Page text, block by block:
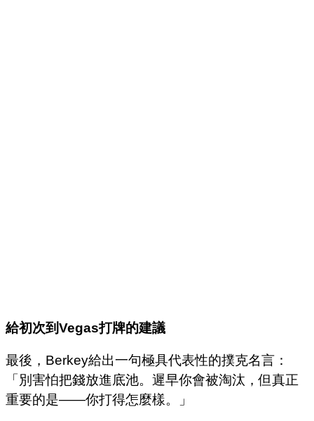
給初次到Vegas打牌的建議
最後，Berkey給出一句極具代表性的撲克名言：
「別害怕把錢放進底池。遲早你會被淘汰，但真正
重要的是——你打得怎麼樣。」